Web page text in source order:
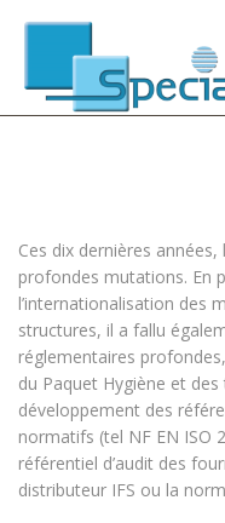
Ces dix dernières
profondes mutations. En
l’internationalisation des
structures, il a fallu
réglementaires
du Paquet Hygiène et
développement des
normatifs (tel NF EN ISO
référentiel d’audit des
distributeur IFS ou la